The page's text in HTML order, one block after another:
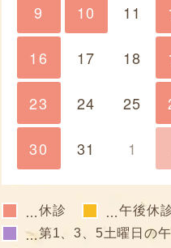
9 10 11
10
16 17 18
23 24 25
30 31 1
…休診 …午後休
…第1、3、5土曜日の